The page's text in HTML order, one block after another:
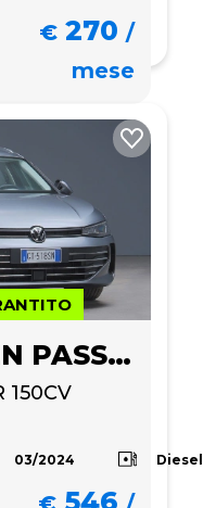
€ 270 /
mese
VOLKSWAGEN PASSAT
150CV
03/2024 Diesel
546